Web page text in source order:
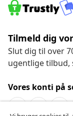
Tilmeld dig
Slut dig til over
ugentlige tilbud,
Vores konti på